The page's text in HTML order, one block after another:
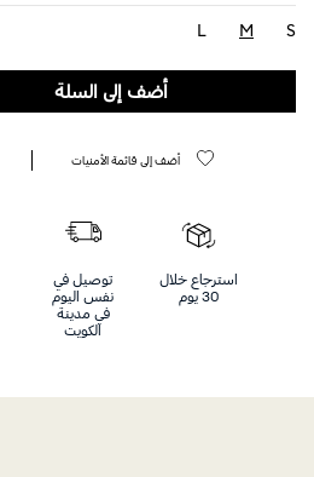
S
M
L
أضف إلى السلة
أضف إلى قائمة الأمنيات
استرجاع خلال
30 يوم
توصيل في
نفس اليوم
في مدينة
الكويت